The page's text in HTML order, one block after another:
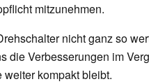
mitzunehmen.
nicht ganz so
die Verbesserungen im
kompakt bleibt.